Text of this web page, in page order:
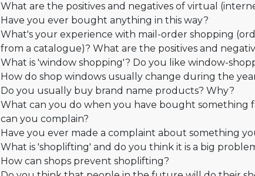
What are the positives and negatives of virtual
Have you ever bought anything in this way?
What's your experience with mail-order shopping
from a catalogue)? What are the positives and
What is 'window shopping'? Do you like window-
How do shop windows usually change during the
Do you usually buy brand name products? Why?
What can you do when you have bought something
can you complain?
Have you ever made a complaint about something
What is 'shoplifting' and do you think it is a big
How can shops prevent shoplifting?